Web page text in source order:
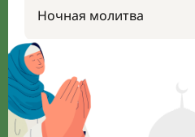
Ночная молитва